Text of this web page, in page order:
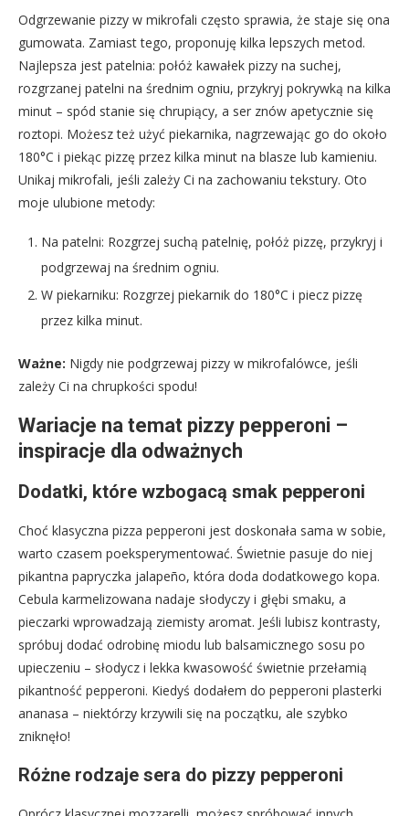
Odgrzewanie pizzy w mikrofali często sprawia, że staje się ona
gumowata. Zamiast tego, proponuję kilka lepszych metod.
Najlepsza jest patelnia: połóż kawałek pizzy na suchej,
rozgrzanej patelni na średnim ogniu, przykryj pokrywką na kilka
minut – spód stanie się chrupiący, a ser znów apetycznie się
roztopi. Możesz też użyć piekarnika, nagrzewając go do około
180°C i piekąc pizzę przez kilka minut na blasze lub kamieniu.
Unikaj mikrofali, jeśli zależy Ci na zachowaniu tekstury. Oto
moje ulubione metody:
Na patelni: Rozgrzej suchą patelnię, połóż pizzę, przykryj i
podgrzewaj na średnim ogniu.
W piekarniku: Rozgrzej piekarnik do 180°C i piecz pizzę
przez kilka minut.
Ważne: Nigdy nie podgrzewaj pizzy w mikrofalówce, jeśli
zależy Ci na chrupkości spodu!
Wariacje na temat pizzy pepperoni –
inspiracje dla odważnych
Dodatki, które wzbogacą smak pepperoni
Choć klasyczna pizza pepperoni jest doskonała sama w sobie,
warto czasem poeksperymentować. Świetnie pasuje do niej
pikantna papryczka jalapeño, która doda dodatkowego kopa.
Cebula karmelizowana nadaje słodyczy i głębi smaku, a
pieczarki wprowadzają ziemisty aromat. Jeśli lubisz kontrasty,
spróbuj dodać odrobinę miodu lub balsamicznego sosu po
upieczeniu – słodycz i lekka kwasowość świetnie przełamią
pikantność pepperoni. Kiedyś dodałem do pepperoni plasterki
ananasa – niektórzy krzywili się na początku, ale szybko
zniknęło!
Różne rodzaje sera do pizzy pepperoni